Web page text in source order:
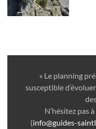
« Le planning
susceptible
N’hésitez pas
(info@guides-